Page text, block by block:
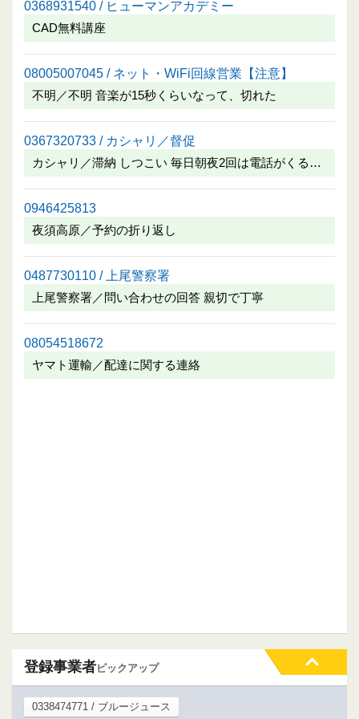
0368931540 / ヒューマンアカデミー
CAD無料講座
08005007045 / ネット・WiFi回線営業【注意】
不明／不明 音楽が15秒くらいなって、切れた
0367320733 / カシャリ／督促
カシャリ／滞納 しつこい 毎日朝夜2回は電話がくる…
0946425813
夜須高原／予約の折り返し
0487730110 / 上尾警察署
上尾警察署／問い合わせの回答 親切で丁寧
08054518672
ヤマト運輸／配達に関する連絡
登録事業者ピックアップ
0338474771 / ブルージュース